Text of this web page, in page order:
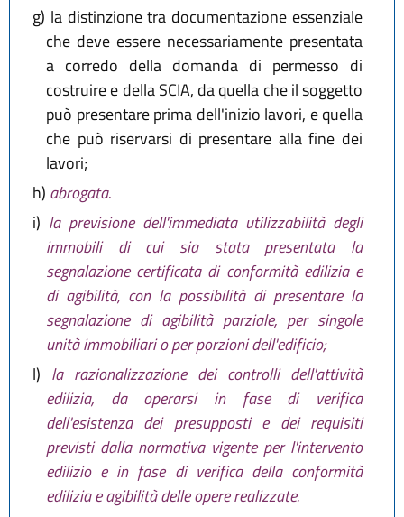
g) la distinzione tra documentazione essenziale
che deve essere necessariamente presentata
a corredo della domanda di permesso di
costruire e della SCIA, da quella che il soggetto
può presentare prima dell'inizio lavori, e quella
che può riservarsi di presentare alla fine dei
lavori;
h) abrogata.
i) la previsione dell'immediata utilizzabilità degli
immobili di cui sia stata presentata la
segnalazione certificata di conformità edilizia e
di agibilità, con la possibilità di presentare la
segnalazione di agibilità parziale, per singole
unità immobiliari o per porzioni dell'edificio;
l) la razionalizzazione dei controlli dell'attività
edilizia, da operarsi in fase di verifica
dell'esistenza dei presupposti e dei requisiti
previsti dalla normativa vigente per l'intervento
edilizio e in fase di verifica della conformità
edilizia e agibilità delle opere realizzate.